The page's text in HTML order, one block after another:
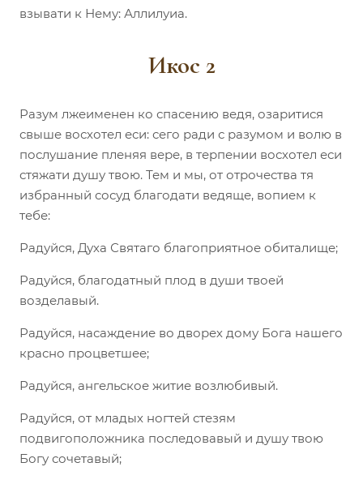
взывати к Нему: Аллилуиа.
Икос 2
Разум лжеименен ко спасению ведя, озаритися
свыше восхотел еси: сего ради с разумом и волю в
послушание пленяя вере, в терпении восхотел еси
стяжати душу твою. Тем и мы, от отрочества тя
избранный сосуд благодати ведяще, вопием к
тебе:
Радуйся, Духа Святаго благоприятное обиталище;
Радуйся, благодатный плод в души твоей
возделавый.
Радуйся, насаждение во дворех дому Бога нашего
красно процветшее;
Радуйся, ангельское житие возлюбивый.
Радуйся, от младых ногтей стезям
подвигоположника последовавый и душу твою
Богу сочетавый;